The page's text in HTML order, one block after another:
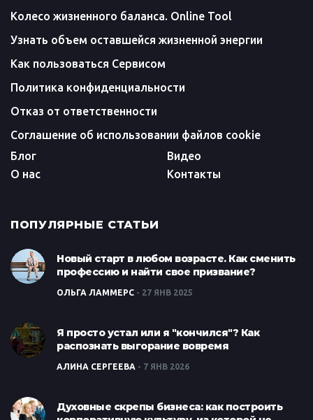
Колесо жизненного баланса. Online Tool
Узнать объем оставшейся жизненной энергии
Как пользоваться Сервисом
Политика конфиденциальности
Отказ от ответственности
Соглашение об использовании файлов cookie
Блог
Видео
О нас
Контакты
ПОПУЛЯРНЫЕ СТАТЬИ
Новый старт в любом возрасте. Как сменить
профессию и найти свое призвание?
ОЛЬГА ЛАММЕРС 27 ЯНВ 2025
Я просто устал или я "кончился"? Как
распознать выгорание вовремя
АЛИНА СЕРГЕЕВА 7 ЯНВ 2026
Духовные скрепы бизнеса: как построить